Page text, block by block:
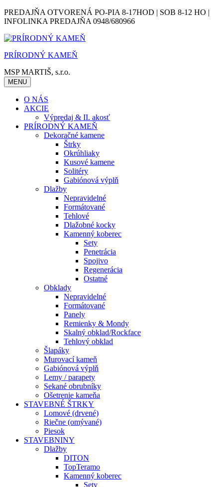
Skip
to
PREDAJŇA OTVORENÁ PO-PIA 8-17HOD | SOB 8-12 HO |
INFOLINKA PREDAJŇA 0948/680966
PRÍRODNÝ KAMEŇ
MSP MARTIŠ, s.r.o.
MENU
O NÁS
AKCIE
Výpredaj & II. akosť
PRÍRODNÝ KAMEŇ
Dekoračné kamene
Štrky
Okrúhliaky
Kusové kamene
Solitéry
Gabiónová výplň
Dlažby
Nepravidelné
Formátované
Tehlové
Dlažobné kocky
Kamenný koberec
Sety
Penetrácia
Spojivo
Regenerácia
Ostatné
Obklady
Nepravidelné
Formátované
Panely
Remienky & Mondy
Skalný obklad/Rockface
Tehlový obklad
Šlapáky
Murovací kameň
Gabiónová výplň
Lemy / parapety
Sekané obrubníky
Ošetrenie kameňa
STAVEBNÉ ŠTRKY
Lomové (drvené)
Riečne (omývané)
Piesok
STAVEBNINY
Dlažby
DITON
TopTeramo
Kamenný koberec
Sety